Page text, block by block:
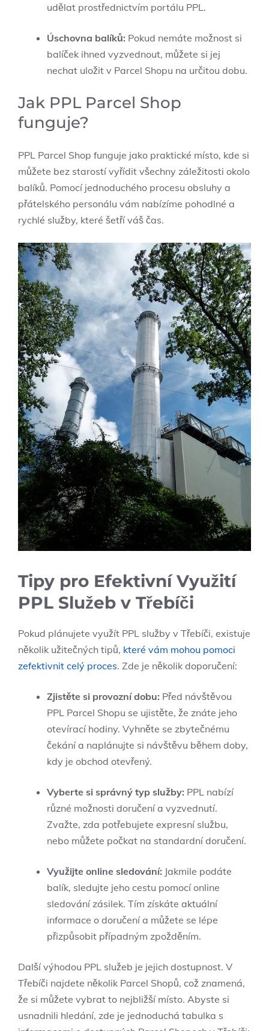
udělat prostřednictvím portálu PPL.
Úschovna balíků: Pokud nemáte možnost si
balíček ihned vyzvednout, můžete si jej
nechat uložit v Parcel Shopu na určitou dobu.
Jak PPL Parcel Shop
funguje?
PPL Parcel Shop funguje jako praktické místo, kde si
můžete bez starostí vyřídit všechny záležitosti okolo
balíků. Pomocí jednoduchého procesu obsluhy a
přátelského personálu vám nabízíme pohodlné a
rychlé služby, které šetří váš čas.
Tipy pro Efektivní Využití
PPL Služeb v Třebíči
Pokud plánujete využít PPL služby v Třebíči, existuje
několik užitečných tipů, které vám mohou pomoci
zefektivnit celý proces. Zde je několik doporučení:
Zjistěte si provozní dobu: Před návštěvou
PPL Parcel Shopu se ujistěte, že znáte jeho
otevírací hodiny. Vyhněte se zbytečnému
čekání a naplánujte si návštěvu během doby,
kdy je obchod otevřený.
Vyberte si správný typ služby: PPL nabízí
různé možnosti doručení a vyzvednutí.
Zvažte, zda potřebujete expresní službu,
nebo můžete počkat na standardní doručení.
Využijte online sledování: Jakmile podáte
balík, sledujte jeho cestu pomocí online
sledování zásilek. Tím získáte aktuální
informace o doručení a můžete se lépe
přizpůsobit případným zpožděním.
Další výhodou PPL služeb je jejich dostupnost. V
Třebíči najdete několik Parcel Shopů, což znamená,
že si můžete vybrat to nejbližší místo. Abyste si
usnadnili hledání, zde je jednoduchá tabulka s